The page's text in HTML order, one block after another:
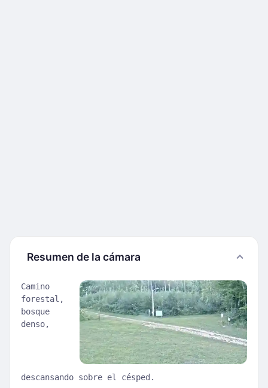
Resumen de la cámara
Camino
forestal,
bosque
denso,
descansando sobre el césped.